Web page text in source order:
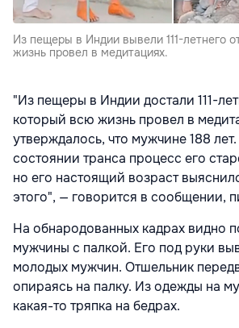
Из пещеры в Индии вывели 111-летнего
жизнь провел в медитациях.
"Из пещеры в Индии достали 111-
который всю жизнь провел в
утверждалось, что мужчине 188
состоянии транса процесс его
но его настоящий возраст
этого", — говорится в сообщении,
На обнародованных кадрах видно
мужчины с палкой. Его под руки
молодых мужчин. Отшельник
опираясь на палку. Из одежды на
какая-то тряпка на бедрах.